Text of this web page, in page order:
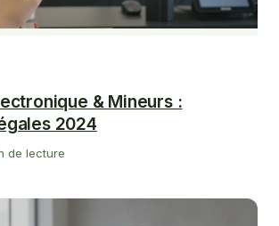
& Mineurs :
2024
de lecture